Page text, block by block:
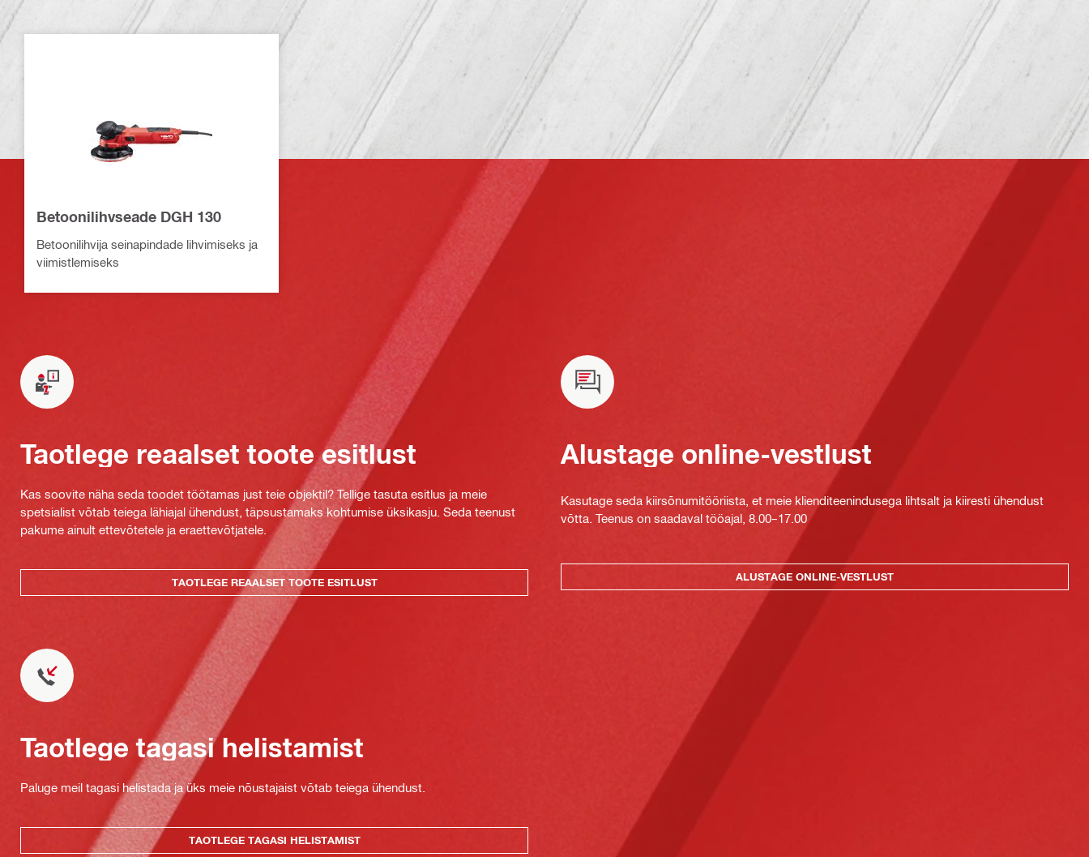
Betoonilihvseade DGH 130
Betoonilihvija seinapindade lihvimiseks ja
viimistlemiseks
Taotlege reaalset toote esitlust
Kas soovite näha seda toodet töötamas just teie objektil? Tellige tasuta esitlus ja meie
spetsialist võtab teiega lähiajal ühendust, täpsustamaks kohtumise üksikasju. Seda teenust
pakume ainult ettevõtetele ja eraettevõtjatele.
TAOTLEGE REAALSET TOOTE ESITLUST
Alustage online-vestlust
Kasutage seda kiirsõnumitööriista, et meie klienditeenindusega lihtsalt ja kiiresti ühendust
võtta. Teenus on saadaval tööajal, 8.00–17.00
ALUSTAGE ONLINE-VESTLUST
Taotlege tagasi helistamist
Paluge meil tagasi helistada ja üks meie nõustajaist võtab teiega ühendust.
TAOTLEGE TAGASI HELISTAMIST